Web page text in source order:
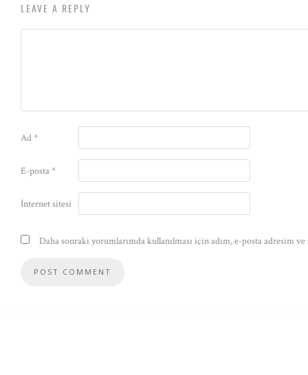
LEAVE A REPLY
Ad*
E-posta*
İnternet sitesi
Daha sonraki yorumlarımda kullanılması için adım, e-posta adresim